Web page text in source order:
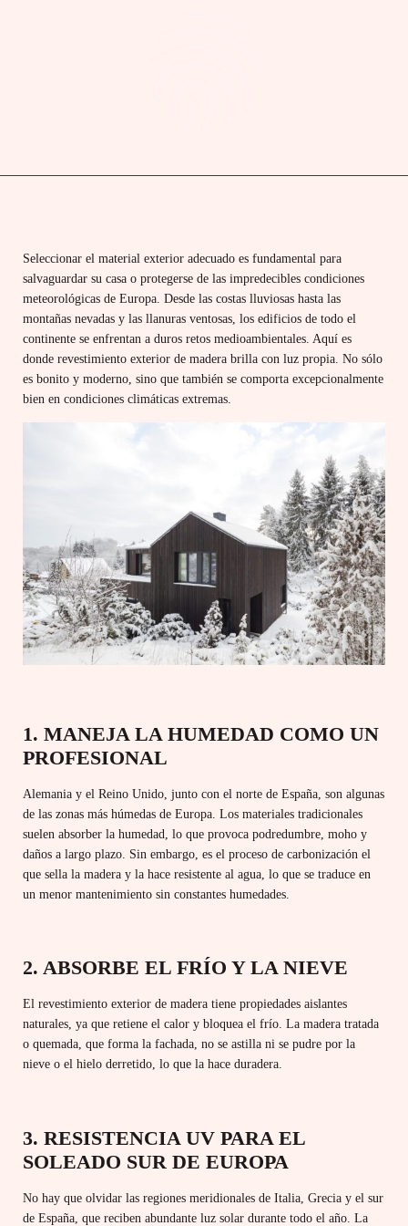
Seleccionar el material exterior adecuado es fundamental para
salvaguardar su casa o protegerse de las impredecibles condiciones
meteorológicas de Europa. Desde las costas lluviosas hasta las
montañas nevadas y las llanuras ventosas, los edificios de todo el
continente se enfrentan a duros retos medioambientales. Aquí es
donde revestimiento exterior de madera brilla con luz propia. No sólo
es bonito y moderno, sino que también se comporta excepcionalmente
bien en condiciones climáticas extremas.
1. MANEJA LA HUMEDAD COMO UN
PROFESIONAL
Alemania y el Reino Unido, junto con el norte de España, son algunas
de las zonas más húmedas de Europa. Los materiales tradicionales
suelen absorber la humedad, lo que provoca podredumbre, moho y
daños a largo plazo. Sin embargo, es el proceso de carbonización el
que sella la madera y la hace resistente al agua, lo que se traduce en
un menor mantenimiento sin constantes humedades.
2. ABSORBE EL FRÍO Y LA NIEVE
El revestimiento exterior de madera tiene propiedades aislantes
naturales, ya que retiene el calor y bloquea el frío. La madera tratada
o quemada, que forma la fachada, no se astilla ni se pudre por la
nieve o el hielo derretido, lo que la hace duradera.
3. RESISTENCIA UV PARA EL
SOLEADO SUR DE EUROPA
No hay que olvidar las regiones meridionales de Italia, Grecia y el sur
de España, que reciben abundante luz solar durante todo el año. La